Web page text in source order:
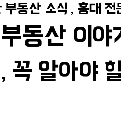
부동산 소식 , 홍대
부동산 소식 , 홍대
동산 이야
동산 이야
꼭 알아야
꼭 알아야